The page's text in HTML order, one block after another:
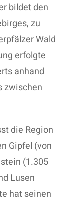
bildet den
zu
Wald
erfolgte
anhand
zwischen
die Region
Gipfel (von
(1.305
Lusen
hat seinen